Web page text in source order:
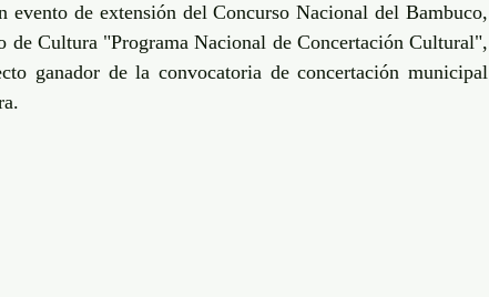
evento de extensión del Concurso Nacional del Bambuco,
Cultura "Programa Nacional de Concertación Cultural",
ganador de la convocatoria de concertación municipal